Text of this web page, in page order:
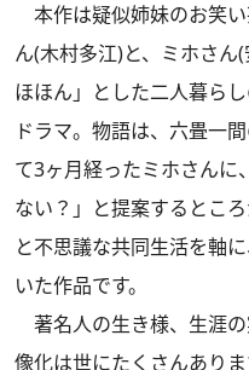
本作は疑似姉妹のお笑
ん(木村多江)と、ミホさん
ほほん」とした二人暮ら
ドラマ。物語は、六畳一
て3ヶ月経ったミホさんに
ない？」と提案するとこ
と不思議な共同生活を軸
いた作品です。
著名人の生き様、生涯
像化は世にたくさんあり